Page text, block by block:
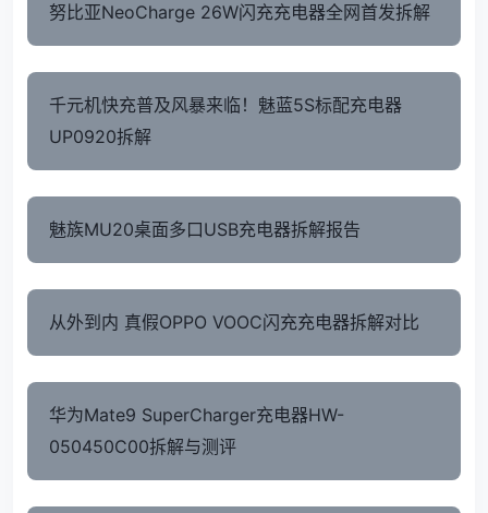
努比亚NeoCharge 26W闪充充电器全网首发拆解
千元机快充普及风暴来临！魅蓝5S标配充电器
UP0920拆解
魅族MU20桌面多口USB充电器拆解报告
从外到内 真假OPPO VOOC闪充充电器拆解对比
华为Mate9 SuperCharger充电器HW-
050450C00拆解与测评